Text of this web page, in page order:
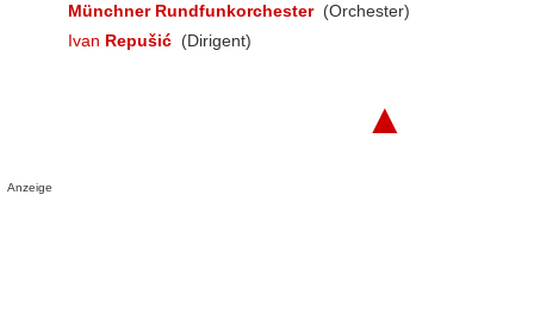
Münchner Rundfunkorchester (Orchester)
Ivan Repušić (Dirigent)
▲
Anzeige